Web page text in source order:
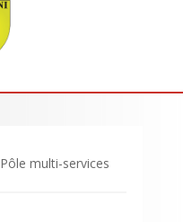
Pôle multi-services